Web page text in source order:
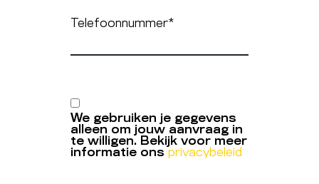
Telefoonnummer*
We gebruiken je gegevens
alleen om jouw aanvraag in
te willigen. Bekijk voor meer
informatie ons privacybeleid